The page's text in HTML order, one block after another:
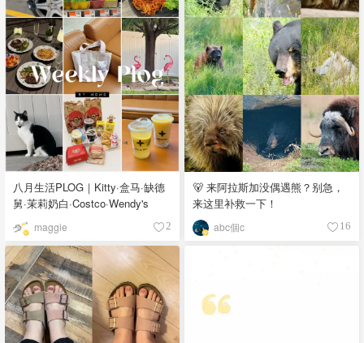
八月生活PLOG｜Kitty·盒马·缺德
舅·茉莉奶白·Costco·Wendy's
maggie 2
🐻 来阿拉斯加没偶遇熊？别急，
来这里补救一下！
abc個c 16